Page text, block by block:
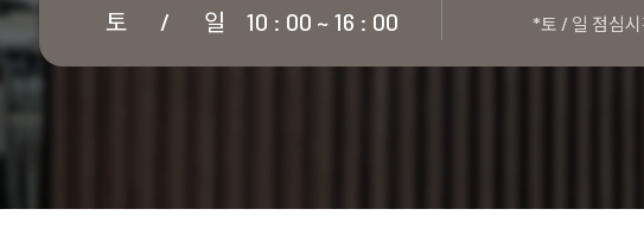
토 / 일
10 : 00 ~ 16 : 00 *토 / 일 점심